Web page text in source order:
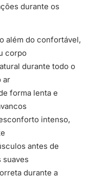
durante os
além do confortável,
corpo
durante todo o
ar
forma lenta e
intenso,
antes de
suaves
durante a